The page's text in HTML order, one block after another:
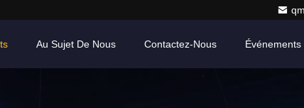
Au Sujet De Nous Contactez-Nous Événements